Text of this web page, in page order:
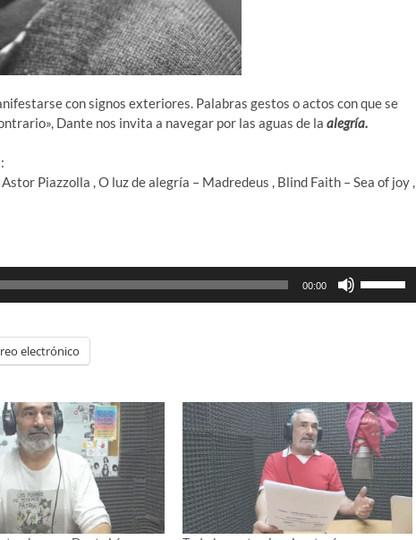
con signos exteriores. Palabras gestos o actos con que se
Dante nos invita a navegar por las aguas de la alegría.
Piazzolla , O luz de alegría – Madredeus , Blind Faith – Sea of joy ,
00:00
aumentar
o
disminuir
volumen.
electrónico